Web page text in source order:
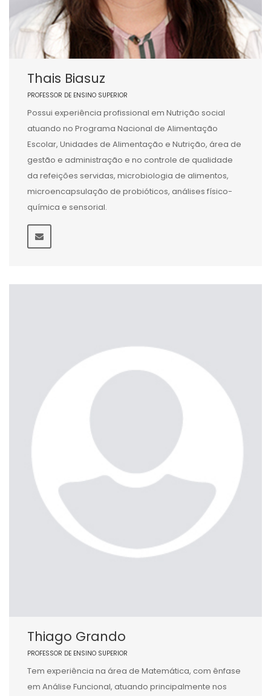
Thais Biasuz
PROFESSOR DE ENSINO SUPERIOR
Possui experiência profissional em Nutrição social
atuando no Programa Nacional de Alimentação
Escolar, Unidades de Alimentação e Nutrição, área de
gestão e administração e no controle de qualidade
da refeições servidas, microbiologia de alimentos,
microencapsulação de probióticos, análises físico-
química e sensorial.
Thiago Grando
PROFESSOR DE ENSINO SUPERIOR
Tem experiência na área de Matemática, com ênfase
em Análise Funcional, atuando principalmente nos